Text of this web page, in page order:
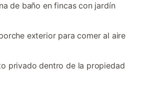
de baño en fincas con jardín
exterior para comer al aire
privado dentro de la propiedad